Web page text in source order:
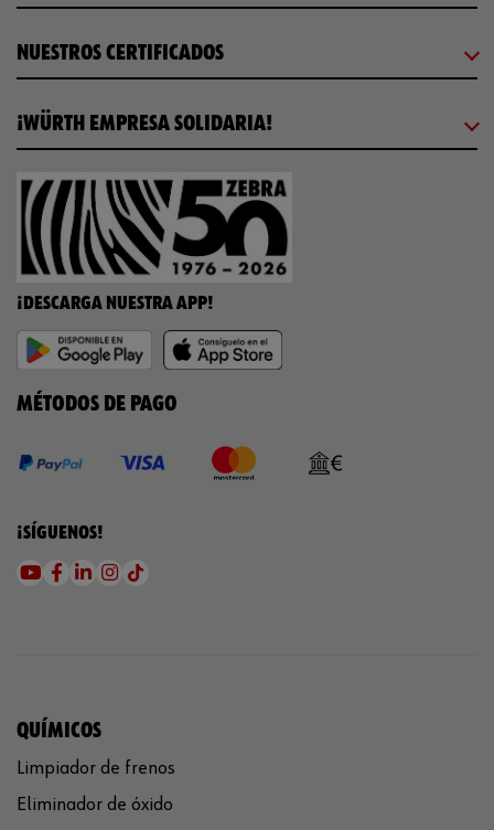
NUESTROS CERTIFICADOS
¡WÜRTH EMPRESA SOLIDARIA!
¡DESCARGA NUESTRA APP!
MÉTODOS DE PAGO
¡SÍGUENOS!
QUÍMICOS
Limpiador de frenos
Eliminador de óxido